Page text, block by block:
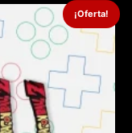
¡Oferta!